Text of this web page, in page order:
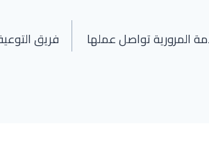
المرورية تواصل عملها
فريق